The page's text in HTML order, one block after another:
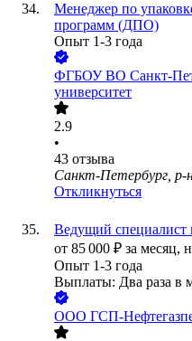
Менеджер по
программ (ДПО)
Опыт 1-3 года
ФГБОУ ВО Санкт-
университет
2.9
•
43 отзыва
Санкт-Петербург, р-
Откликнуться
Ведущий специалист
от 85 000 ₽ за месяц,
Опыт 1-3 года
Выплаты: Два раза в
ООО ГСП-